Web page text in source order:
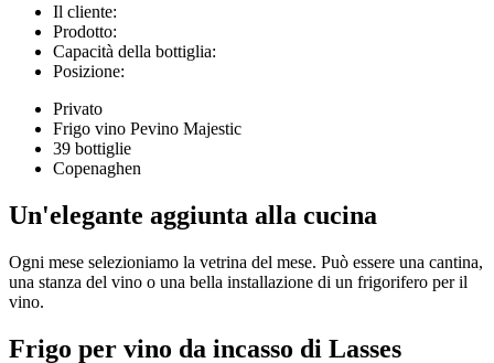
Il cliente:
Prodotto:
Capacità della bottiglia:
Posizione:
Privato
Frigo vino Pevino Majestic
39 bottiglie
Copenaghen
Un'elegante aggiunta alla cucina
Ogni mese selezioniamo la vetrina del mese. Può essere una cantina,
una stanza del vino o una bella installazione di un frigorifero per il
vino.
Frigo per vino da incasso di Lasses